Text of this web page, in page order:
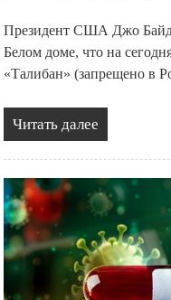
Президент США Джо
Белом доме, что на
«Талибан» (запрещено в
Читать далее